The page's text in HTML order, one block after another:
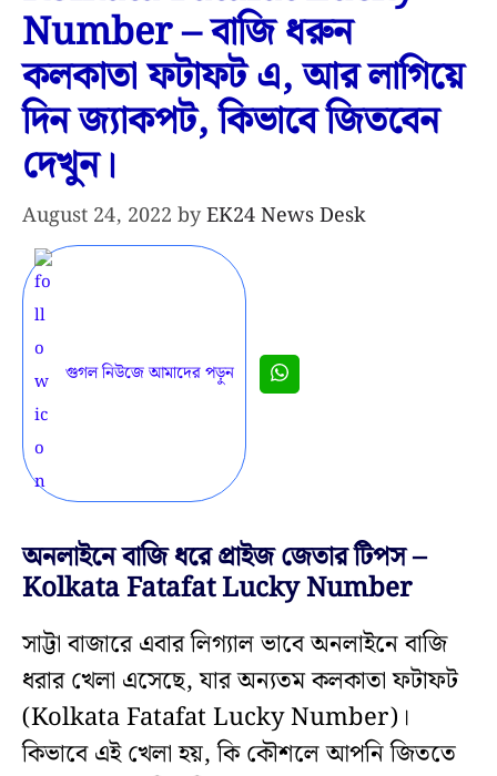
Number – বাজি ধরুন
কলকাতা ফটাফট এ, আর লাগিয়ে
দিন জ্যাকপট, কিভাবে জিতবেন
দেখুন।
August 24, 2022 byEK24 News Desk
গুগল নিউজে আমাদের পড়ুন
অনলাইনে বাজি ধরে প্রাইজ জেতার টিপস –
Kolkata Fatafat Lucky Number
সাট্টা বাজারে এবার লিগ্যাল ভাবে অনলাইনে বাজি
ধরার খেলা এসেছে, যার অন্যতম কলকাতা ফটাফট
(Kolkata Fatafat Lucky Number)।
কিভাবে এই খেলা হয়, কি কৌশলে আপনি জিততে